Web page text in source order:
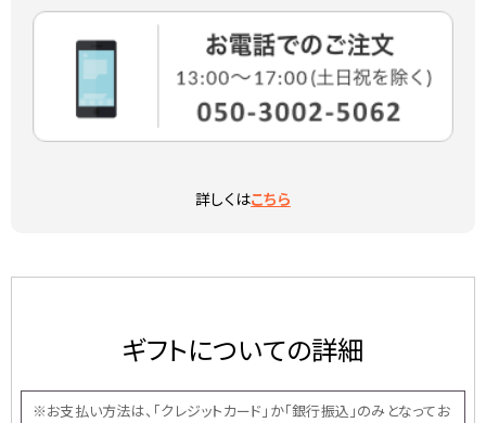
詳しくはこちら
ギフトについての詳細
※お支払い方法は、「クレジットカード」か「銀行振込」のみとなってお